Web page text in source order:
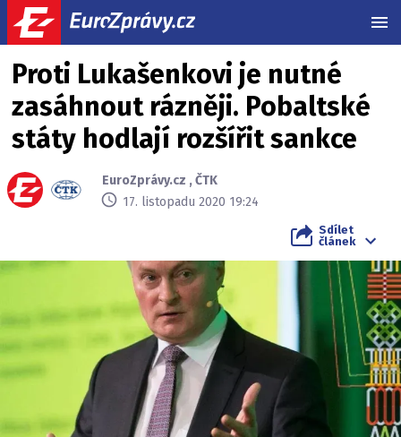
Proti Lukašenkovi je nutné
zasáhnout rázněji. Pobaltské
státy hodlají rozšířit sankce
EuroZprávy.cz ,ČTK
17. listopadu 2020 19:24
Sdílet
článek